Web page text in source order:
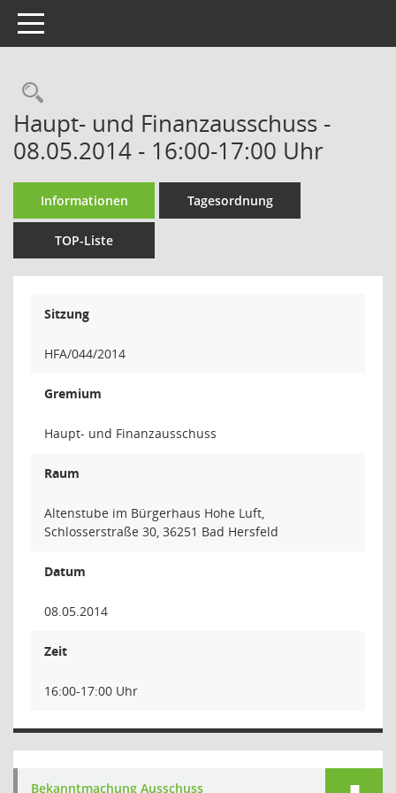
Toggle navigation
Rechercheauswahl
Haupt- und Finanzausschuss -
08.05.2014 - 16:00-17:00 Uhr
Informationen Tagesordnung
TOP-Liste
Sitzung
HFA/044/2014
Gremium
Haupt- und Finanzausschuss
Raum
Altenstube im Bürgerhaus Hohe Luft,
Schlosserstraße 30, 36251 Bad Hersfeld
Datum
08.05.2014
Zeit
16:00-17:00 Uhr
Bekanntmachung Ausschuss